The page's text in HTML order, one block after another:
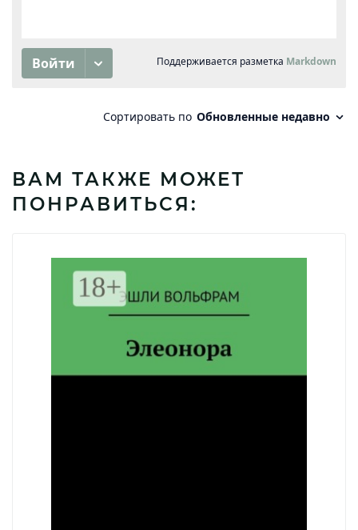
ВАМ ТАКЖЕ МОЖЕТ
ПОНРАВИТЬСЯ: